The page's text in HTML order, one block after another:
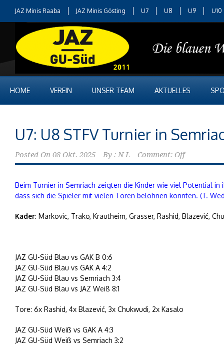
JAZ Minis Raaba JAZ Minis Gösting U7 U8 U9 U10
HOME VEREIN UNSER TEAM AKTUELLES
U7: U8 STFV Turnier in
Posted On 08 Okt. 2025 By : N L Comment: Off
Beim Turnier in Semriach zeigten die Kinder wie viel Potential
dass sich die Spieler mit vielen Toren belohnen konnten. (T.
Kader: Markovic, Trako, Krautheim, Grasser, Rashid, Blazević,
JAZ GU-Süd Blau vs GAK B 0:6
JAZ GU-Süd Blau vs GAK A 4:2
JAZ GU-Süd Blau vs Semriach 3:4
JAZ GU-Süd Blau vs JAZ Weiß 8:1
Tore: 6x Rashid, 4x Blazević, 3x Chukwudi, 2x Kasalo
JAZ GU-Süd Weiß vs GAK A 4:3
JAZ GU-Süd Weiß vs Semriach 3:2